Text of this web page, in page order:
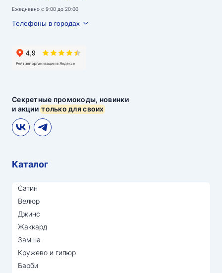
Секретные промокоды, новинки
и акциитолько для своих
Ежедневно с 9:00 до 20:00
Телефоны в городах
Каталог
Сатин
Велюр
Джинс
Жаккард
Замша
Кружево и гипюр
Барби